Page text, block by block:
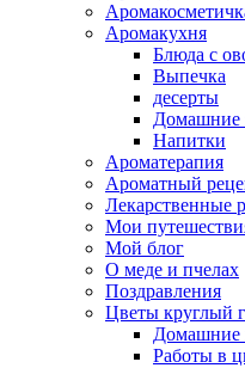
Аромакухня
Блюда с
Выпечка
десерты
Домашние
Напитки
Ароматерапия
Ароматный
Лекарственные
Мои
Мой блог
О меде и пчелах
Поздравления
Цветы круглый
Домашние
Работы в